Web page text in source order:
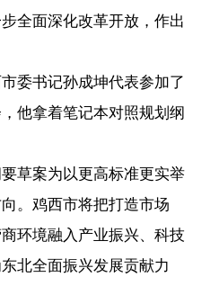
全面深化改革开放，作出
委书记孙成坤代表参加了
他拿着笔记本对照规划纲
草案为以更高标准更实举
。鸡西市将把打造市场
环境融入产业振兴、科技
北全面振兴发展贡献力